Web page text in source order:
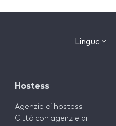
Lingua
Hostess
Agenzie di hostess
Città con agenzie di